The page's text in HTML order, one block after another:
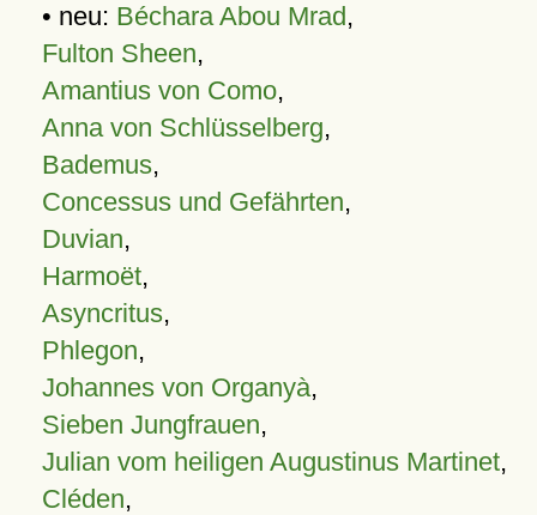
• neu: Béchara Abou Mrad,
Fulton Sheen,
Amantius von Como,
Anna von Schlüsselberg,
Bademus,
Concessus und Gefährten,
Duvian,
Harmoët,
Asyncritus,
Phlegon,
Johannes von Organyà,
Sieben Jungfrauen,
Julian vom heiligen Augustinus Martinet,
Cléden,